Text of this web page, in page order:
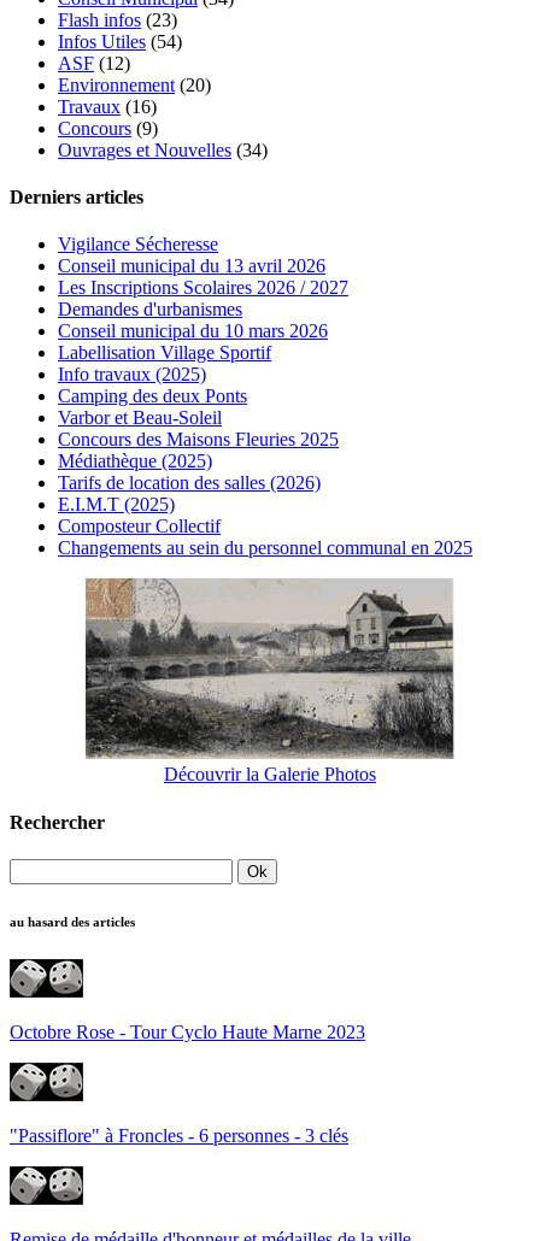
Flash infos (23)
Infos Utiles (54)
ASF (12)
Environnement (20)
Travaux (16)
Concours (9)
Ouvrages et Nouvelles (34)
Derniers articles
Vigilance Sécheresse
Conseil municipal du 13 avril 2026
Les Inscriptions Scolaires 2026 / 2027
Demandes d'urbanismes
Conseil municipal du 10 mars 2026
Labellisation Village Sportif
Info travaux (2025)
Camping des deux Ponts
Varbor et Beau-Soleil
Concours des Maisons Fleuries 2025
Médiathèque (2025)
Tarifs de location des salles (2026)
E.I.M.T (2025)
Composteur Collectif
Changements au sein du personnel communal en 2025
Découvrir la Galerie Photos
Rechercher
au hasard des articles
Octobre Rose - Tour Cyclo Haute Marne 2023
"Passiflore" à Froncles - 6 personnes - 3 clés